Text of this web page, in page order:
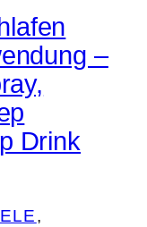
–
Drink